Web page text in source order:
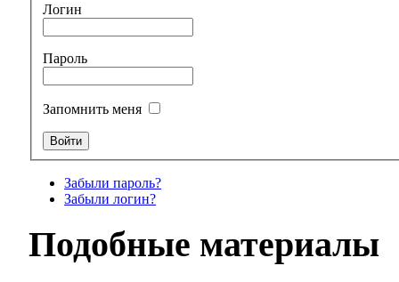
Логин
Пароль
Запомнить меня
Забыли пароль?
Забыли логин?
Подобные материалы